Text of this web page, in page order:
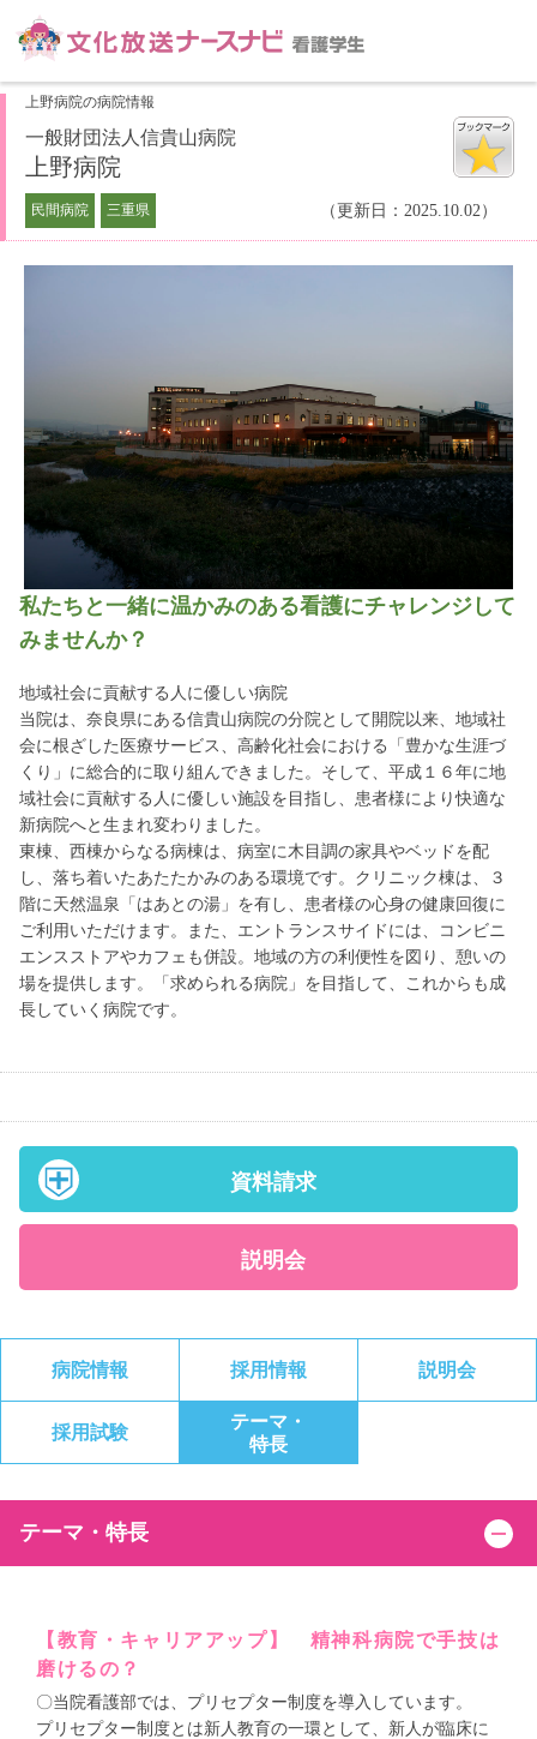
上野病院の病院情報
一般財団法人信貴山病院
上野病院
民間病院 三重県 （更新日：2025.10.02）
私たちと一緒に温かみのある看護にチャレンジして
みませんか？
地域社会に貢献する人に優しい病院
当院は、奈良県にある信貴山病院の分院として開院以来、地域社
会に根ざした医療サービス、高齢化社会における「豊かな生涯づ
くり」に総合的に取り組んできました。そして、平成１６年に地
域社会に貢献する人に優しい施設を目指し、患者様により快適な
新病院へと生まれ変わりました。
東棟、西棟からなる病棟は、病室に木目調の家具やベッドを配
し、落ち着いたあたたかみのある環境です。クリニック棟は、３
階に天然温泉「はあとの湯」を有し、患者様の心身の健康回復に
ご利用いただけます。また、エントランスサイドには、コンビニ
エンスストアやカフェも併設。地域の方の利便性を図り、憩いの
場を提供します。「求められる病院」を目指して、これからも成
長していく病院です。
資料請求
説明会
病院情報 採用情報 説明会
採用試験
テーマ・
特長
テーマ・特長
【教育・キャリアアップ】 精神科病院で手技は
磨けるの？
〇当院看護部では、プリセプター制度を導入しています。
プリセプター制度とは新人教育の一環として、新人が臨床に